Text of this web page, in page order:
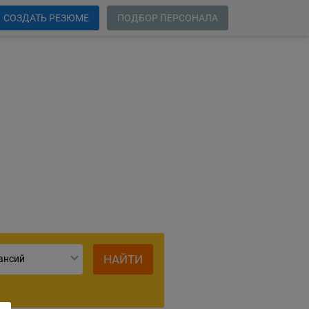
СОЗДАТЬ РЕЗЮМЕ ПОДБОР ПЕРСОНАЛА
НАЙТИ